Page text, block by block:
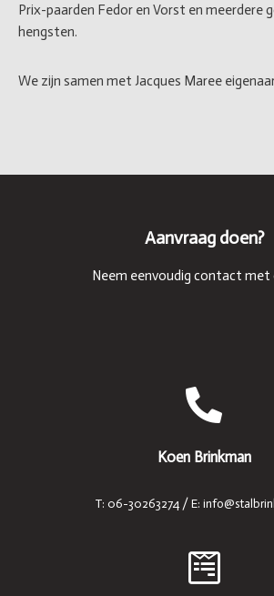
Prix-paarden Fedor en Vorst en meerdere
hengsten.
We zijn samen met Jacques Maree
Aanvraag doen?
Neem eenvoudig contact met
Koen Brinkman
T: 06-30263274 / E: